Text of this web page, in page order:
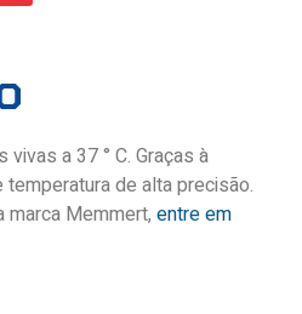
a 37 ° C. Graças à
de alta precisão.
marca Memmert, entre em